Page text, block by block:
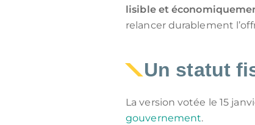
lisible et
relancer durablement
Un statut
La version votée le 15
gouvernement.